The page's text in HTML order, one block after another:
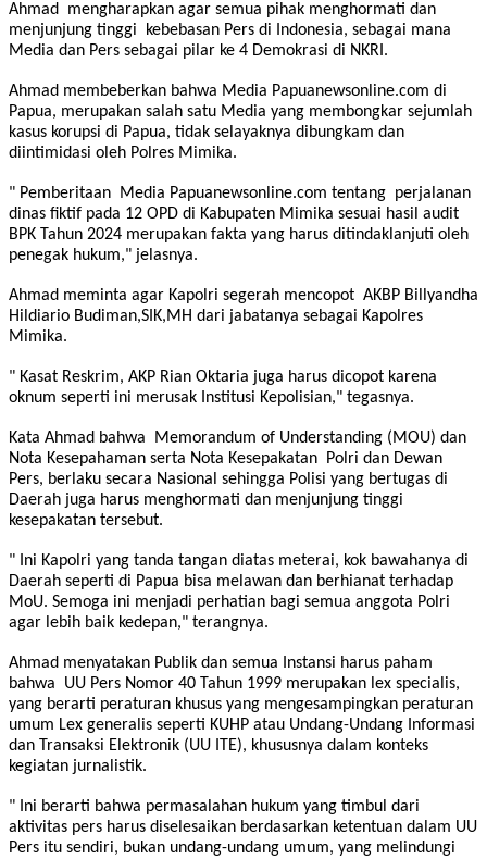
Ahmad mengharapkan agar semua pihak menghormati dan
menjunjung tinggi kebebasan Pers di Indonesia, sebagai mana
Media dan Pers sebagai pilar ke 4 Demokrasi di NKRI.
Ahmad membeberkan bahwa Media Papuanewsonline.com di
Papua, merupakan salah satu Media yang membongkar sejumlah
kasus korupsi di Papua, tidak selayaknya dibungkam dan
diintimidasi oleh Polres Mimika.
" Pemberitaan Media Papuanewsonline.com tentang perjalanan
dinas fiktif pada 12 OPD di Kabupaten Mimika sesuai hasil audit
BPK Tahun 2024 merupakan fakta yang harus ditindaklanjuti oleh
penegak hukum," jelasnya.
Ahmad meminta agar Kapolri segerah mencopot AKBP Billyandha
Hildiario Budiman,SIK,MH dari jabatanya sebagai Kapolres
Mimika.
" Kasat Reskrim, AKP Rian Oktaria juga harus dicopot karena
oknum seperti ini merusak Institusi Kepolisian," tegasnya.
Kata Ahmad bahwa Memorandum of Understanding (MOU) dan
Nota Kesepahaman serta Nota Kesepakatan Polri dan Dewan
Pers, berlaku secara Nasional sehingga Polisi yang bertugas di
Daerah juga harus menghormati dan menjunjung tinggi
kesepakatan tersebut.
" Ini Kapolri yang tanda tangan diatas meterai, kok bawahanya di
Daerah seperti di Papua bisa melawan dan berhianat terhadap
MoU. Semoga ini menjadi perhatian bagi semua anggota Polri
agar lebih baik kedepan," terangnya.
Ahmad menyatakan Publik dan semua Instansi harus paham
bahwa UU Pers Nomor 40 Tahun 1999 merupakan lex specialis,
yang berarti peraturan khusus yang mengesampingkan peraturan
umum Lex generalis seperti KUHP atau Undang-Undang Informasi
dan Transaksi Elektronik (UU ITE), khususnya dalam konteks
kegiatan jurnalistik.
" Ini berarti bahwa permasalahan hukum yang timbul dari
aktivitas pers harus diselesaikan berdasarkan ketentuan dalam UU
Pers itu sendiri, bukan undang-undang umum, yang melindungi